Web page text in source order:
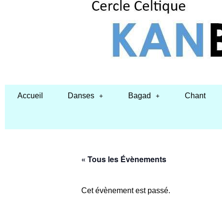
Accueil Danses Bagad Chant
« Tous les Évènements
Cet évènement est passé.